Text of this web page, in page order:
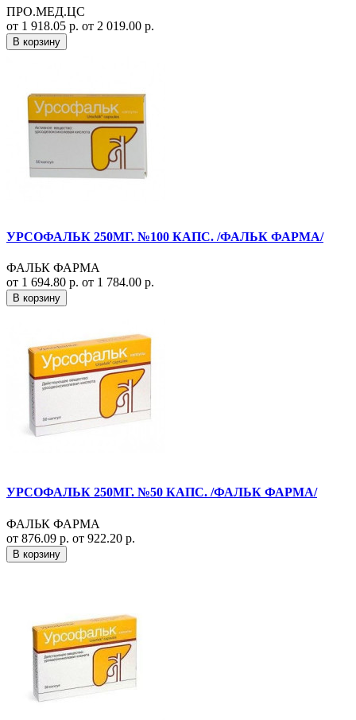
ПРО.МЕД.ЦС
от 1 918.05 р. от 2 019.00 р.
В корзину
УРСОФАЛЬК 250МГ. №100 КАПС. /ФАЛЬК ФАРМА/
ФАЛЬК ФАРМА
от 1 694.80 р. от 1 784.00 р.
В корзину
УРСОФАЛЬК 250МГ. №50 КАПС. /ФАЛЬК ФАРМА/
ФАЛЬК ФАРМА
от 876.09 р. от 922.20 р.
В корзину